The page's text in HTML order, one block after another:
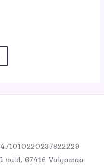
vald, 67416 Valgamaa